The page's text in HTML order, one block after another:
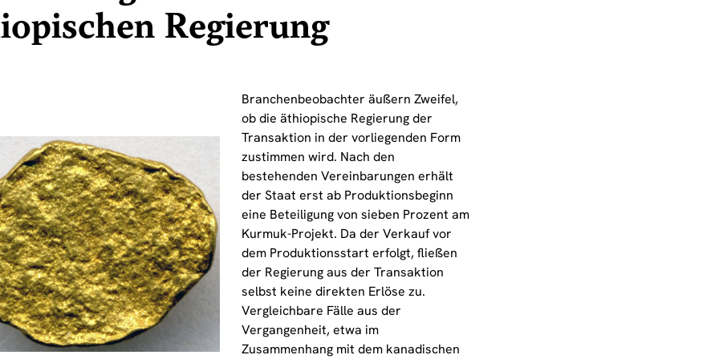
Regierung
Branchenbeobachter äußern Zweifel,
ob die äthiopische Regierung der
Transaktion in der vorliegenden Form
zustimmen wird. Nach den
bestehenden Vereinbarungen erhält
der Staat erst ab Produktionsbeginn
eine Beteiligung von sieben Prozent am
Kurmuk-Projekt. Da der Verkauf vor
dem Produktionsstart erfolgt, fließen
der Regierung aus der Transaktion
selbst keine direkten Erlöse zu.
Vergleichbare Fälle aus der
Vergangenheit, etwa im
Zusammenhang mit dem kanadischen